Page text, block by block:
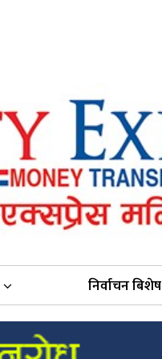
निर्वाचन बिशेष